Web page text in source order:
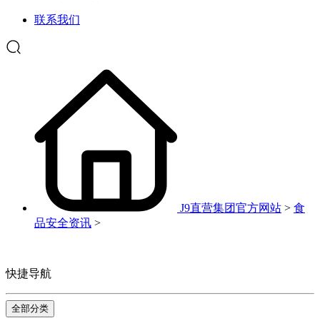
联系我们
J9直营集团官方网站 > 食
品安全资讯 >
快捷导航
全部分类